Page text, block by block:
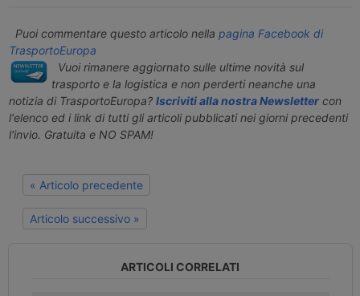
Puoi commentare questo articolo nella pagina Facebook di
TrasportoEuropa
Vuoi rimanere aggiornato sulle ultime novità sul
trasporto e la logistica e non perderti neanche una
notizia di TrasportoEuropa? Iscriviti alla nostra Newslettercon
l'elenco ed i link di tutti gli articoli pubblicati nei giorni precedenti
l'invio. Gratuita e NO SPAM!
« Articolo precedente
Articolo successivo »
ARTICOLI CORRELATI